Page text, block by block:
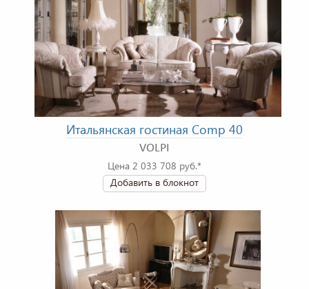
Итальянская гостиная Comp 40
VOLPI
Цена 2 033 708 руб.*
Добавить в блокнот